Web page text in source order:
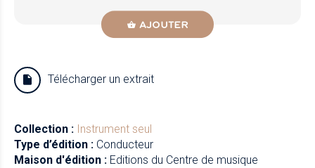
AJOUTER
Télécharger un extrait
Collection : Instrument seul
Type d’édition : Conducteur
Maison d'édition : Editions du Centre de musique